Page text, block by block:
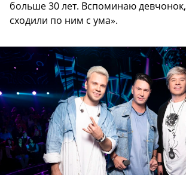
больше 30 лет. Вспоминаю
сходили по ним с ума».